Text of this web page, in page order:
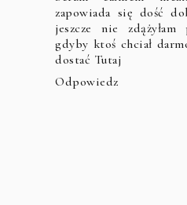
zapowiada się dość
jeszcze nie
gdyby ktoś chciał
dostać Tutaj
Odpowiedz